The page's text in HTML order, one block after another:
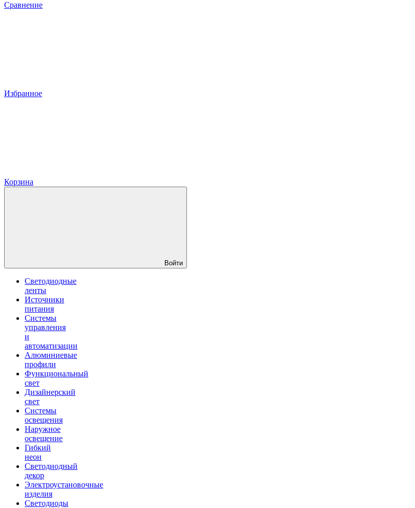
Сравнение
Избранное
Корзина
Войти
Светодиодные
ленты
Источники
питания
Системы
управления
и
автоматизации
Алюминиевые
профили
Функциональный
свет
Дизайнерский
свет
Системы
освещения
Наружное
освещение
Гибкий
неон
Светодиодный
декор
Электроустановочные
изделия
Светодиоды